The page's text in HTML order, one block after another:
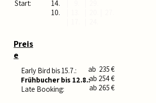
Start:
14.
10.
Preis
e
Early Bird bis 15.7.:
Frühbucher bis 12.8.:
Late Booking:
ab 235 €
ab 254 €
ab 265 €